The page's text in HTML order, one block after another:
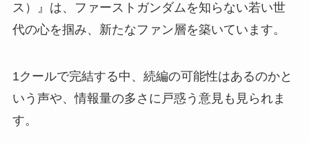
ス）』は、ファーストガンダムを知らない若い世
代の心を掴み、新たなファン層を築いています。
1クールで完結する中、続編の可能性はあるのかと
いう声や、情報量の多さに戸惑う意見も見られま
す。